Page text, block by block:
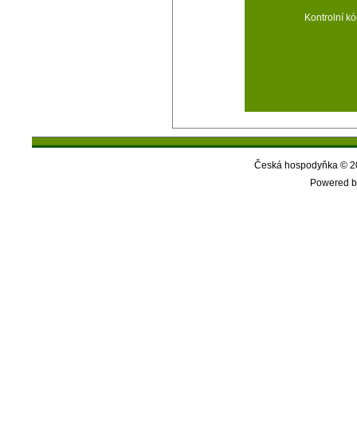
Kontrolní
Česká hospodyňka ©
Powered